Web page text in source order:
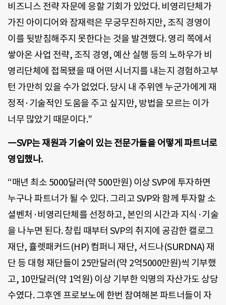
비즈니스 전략 자문에 응할 기회가 있었다. 비영리단체가
가진 아이디어와 잠재력은 무궁무진하지만, 조직 경영이
이를 뒷받침해주지 못한다는 것을 발견했다. 영리 쪽에서
쌓아온 사업 전략, 조직 경영, 예산 실행 등의 노하우가 비
영리단체에 접목됐을 때 어떤 시너지를 내는지 경험하고부
턴 가만히 있을 수가 없었다. 당시 내 주위엔 누군가에게 재
정적·기술적인 도움을 주고 싶지만, 방법을 모르는 이가
너무 많았기 때문이다.”
―SVP는 재원과 기술이 있는 전문가들을 어떻게 파트너로
영입했나.
“매년 최소 5000달러(약 500만원) 이상 SVP에 투자하면
누구나 파트너가 될 수 있다. 그리고 SVP와 함께 투자할 소
셜벤처·비영리단체를 선정하고, 본인의 시간과 지식·기술
을 나누면 된다. 창립 때부터 SVP의 취지에 공감한 캘로그
재단, 휼렛패커드(HP) 컴퍼니 재단, 서드나(SURDNA) 재
단 등 대형 재단들이 25만달러(약 2억5000만원)씩 기부했
고, 10만달러(약 1억원) 이상 기부한 익명의 자산가도 상당
수였다. 그후엔 프로보노에 한번 참여해본 파트너들이 자